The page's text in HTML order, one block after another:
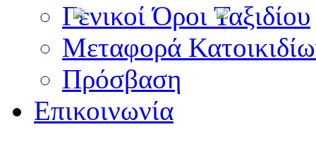
Γενικοί Όροι Ταξιδίου
Μεταφορά
Πρόσβαση
Επικοινωνία